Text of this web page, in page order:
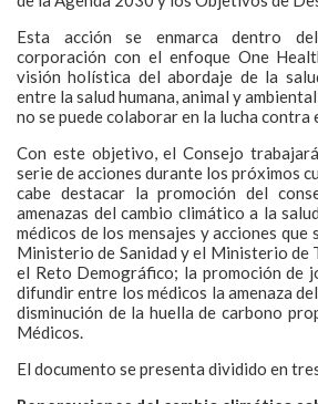
Esta acción se enmarca dentro
corporación con el enfoque One
visión holística del abordaje de la
entre la salud humana, animal y
no se puede colaborar en la lucha contra
Con este objetivo, el Consejo
serie de acciones durante los próximos
cabe destacar la promoción del
amenazas del cambio climático a la
médicos de los mensajes y acciones que
Ministerio de Sanidad y el Ministerio de
el Reto Demográfico; la promoción de
difundir entre los médicos la amenaza
disminución de la huella de carbono
Médicos.
El documento se presenta dividido en